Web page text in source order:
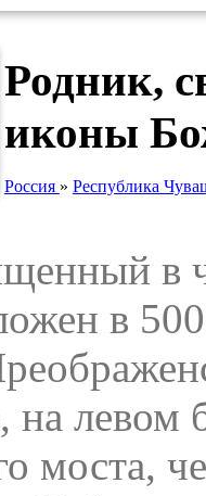
Родник,
иконы
Россия » Республика
в
в
на левом
моста,